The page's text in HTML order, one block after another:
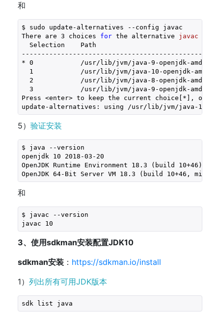
和
$ sudo update-alternatives --config javac
There are 3 choices for the alternative javac
Selection    Path
* 0            /usr/lib/jvm/java-9-openjdk-amd64/
1            /usr/lib/jvm/java-10-openjdk-
2            /usr/lib/jvm/java-8-openjdk-amd64/
3            /usr/lib/jvm/java-9-openjdk-amd64/
Press <enter> to keep the current choice[*], or
update-alternatives: using /usr/lib/jvm/java-10-
5） 验证安装
$ java --version
openjdk 10 2018 -03 - 20
OpenJDK Runtime Environment 18.3 (build 10+46 )
OpenJDK 64-Bit Server VM 18.3 (build 10+46 , mixed
和
$ javac --version
javac 10
3、使用sdkman安装配置JDK10
sdkman安装 ： https://sdkman.io/install
1） 列出所有可用JDK版本
sdk list java